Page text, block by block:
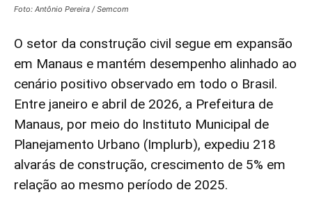
Foto: Antônio Pereira / Semcom
O setor da construção civil segue em expansão
em Manaus e mantém desempenho alinhado ao
cenário positivo observado em todo o Brasil.
Entre janeiro e abril de 2026, a Prefeitura de
Manaus, por meio do Instituto Municipal de
Planejamento Urbano (Implurb), expediu 218
alvarás de construção, crescimento de 5% em
relação ao mesmo período de 2025.